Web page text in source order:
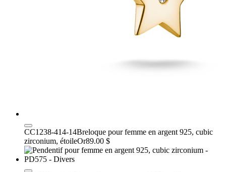
CC1238-414-14Breloque pour femme en argent 925, cubic
zirconium, étoileOr89.00 $